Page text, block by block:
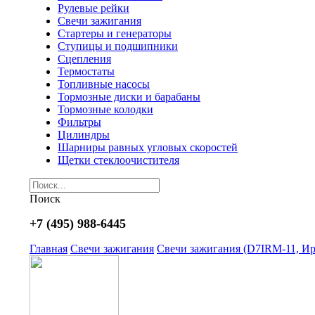
Рулевые рейки
Свечи зажигания
Стартеры и генераторы
Ступицы и подшипники
Сцепления
Термостаты
Топливные насосы
Тормозные диски и барабаны
Тормозные колодки
Фильтры
Цилиндры
Шарниры равных угловых скоростей
Щетки стеклоочистителя
Поиск
+7 (495) 988-6445
Главная Свечи зажигания Свечи зажигания (D7IRM-11,